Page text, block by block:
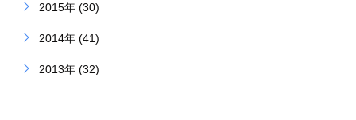
2015年 (30)
2014年 (41)
2013年 (32)